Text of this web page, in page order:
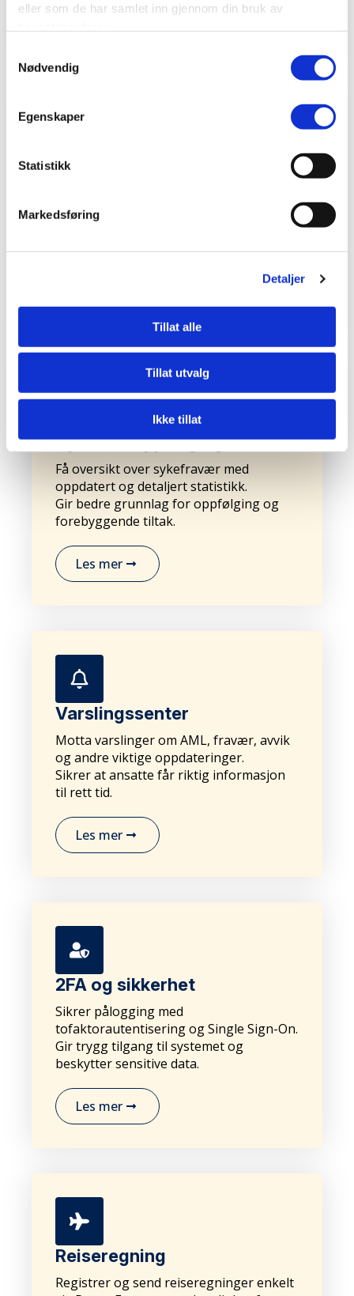
eller som de har samlet inn gjennom din bruk av
Nødvendig
Egenskaper
Statistikk
Markedsføring
Detaljer
Tillat alle
Tillat utvalg
Ikke tillat
Prosjektregistrering
eller etterregistrer timer ved behov. Gir
bedre prosjektkontroll.
Sykdomsoppfølging
Få oversikt over sykefravær med
oppdatert og detaljert statistikk.
Gir bedre grunnlag for oppfølging og
forebyggende tiltak.
Les mer
Varslingssenter
Motta varslinger om AML, fravær, avvik
og andre viktige oppdateringer.
Sikrer at ansatte får riktig informasjon
til rett tid.
Les mer
2FA og sikkerhet
Sikrer pålogging med
tofaktorautentisering og Single Sign-On.
Gir trygg tilgang til systemet og
beskytter sensitive data.
Les mer
Reiseregning
Registrer og send reiseregninger enkelt